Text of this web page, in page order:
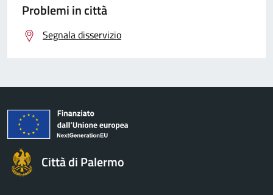
Problemi in città
Segnala disservizio
Città di Palermo